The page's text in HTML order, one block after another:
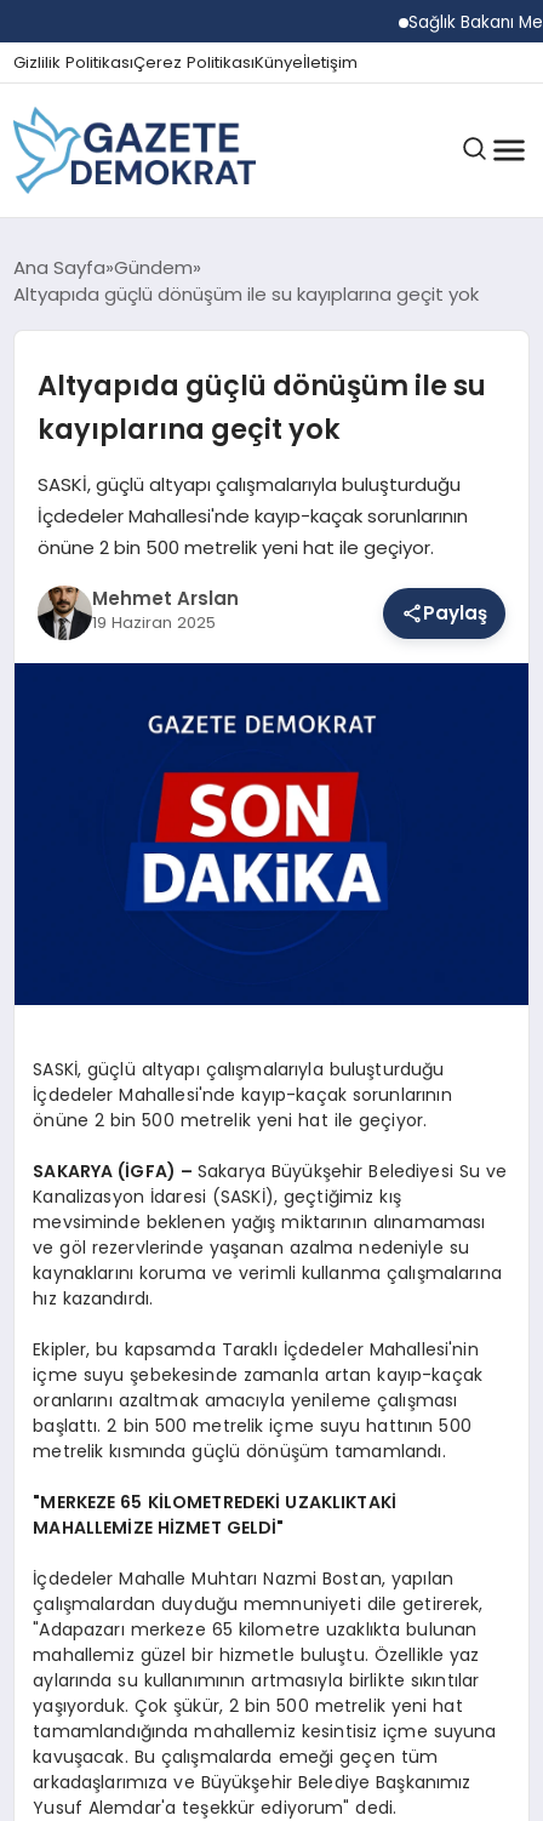
Sağlık Bakanı
Gizlilik PolitikasıÇerez PolitikasıKünyeİletişim
GÜNDEM
SPOR
MAGAZIN
SAĞLIK
Ana Sayfa Gündem
Altyapıda güçlü dönüşüm ile su kayıplarına geçit yok
Altyapıda güçlü dönüşüm ile su
kayıplarına geçit yok
SASKİ, güçlü altyapı çalışmalarıyla buluşturduğu
İçdedeler Mahallesi'nde kayıp-kaçak sorunlarının
önüne 2 bin 500 metrelik yeni hat ile geçiyor.
Mehmet Arslan
19 Haziran 2025 Paylaş
SASKİ, güçlü altyapı çalışmalarıyla buluşturduğu
İçdedeler Mahallesi'nde kayıp-kaçak sorunlarının
önüne 2 bin 500 metrelik yeni hat ile geçiyor.
SAKARYA (İGFA) –Sakarya Büyükşehir Belediyesi Su ve
Kanalizasyon İdaresi (SASKİ), geçtiğimiz kış
mevsiminde beklenen yağış miktarının alınamaması
ve göl rezervlerinde yaşanan azalma nedeniyle su
kaynaklarını koruma ve verimli kullanma çalışmalarına
hız kazandırdı.
Ekipler, bu kapsamda Taraklı İçdedeler Mahallesi'nin
içme suyu şebekesinde zamanla artan kayıp-kaçak
oranlarını azaltmak amacıyla yenileme çalışması
başlattı. 2 bin 500 metrelik içme suyu hattının 500
metrelik kısmında güçlü dönüşüm tamamlandı.
"MERKEZE 65 KİLOMETREDEKİ UZAKLIKTAKİ
MAHALLEMİZE HİZMET GELDİ"
İçdedeler Mahalle Muhtarı Nazmi Bostan, yapılan
çalışmalardan duyduğu memnuniyeti dile getirerek,
"Adapazarı merkeze 65 kilometre uzaklıkta bulunan
mahallemiz güzel bir hizmetle buluştu. Özellikle yaz
aylarında su kullanımının artmasıyla birlikte sıkıntılar
yaşıyorduk. Çok şükür, 2 bin 500 metrelik yeni hat
tamamlandığında mahallemiz kesintisiz içme suyuna
kavuşacak. Bu çalışmalarda emeği geçen tüm
arkadaşlarımıza ve Büyükşehir Belediye Başkanımız
Yusuf Alemdar'a teşekkür ediyorum" dedi.